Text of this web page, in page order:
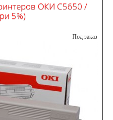
ОКИ С5650 /
5%)
Под заказ